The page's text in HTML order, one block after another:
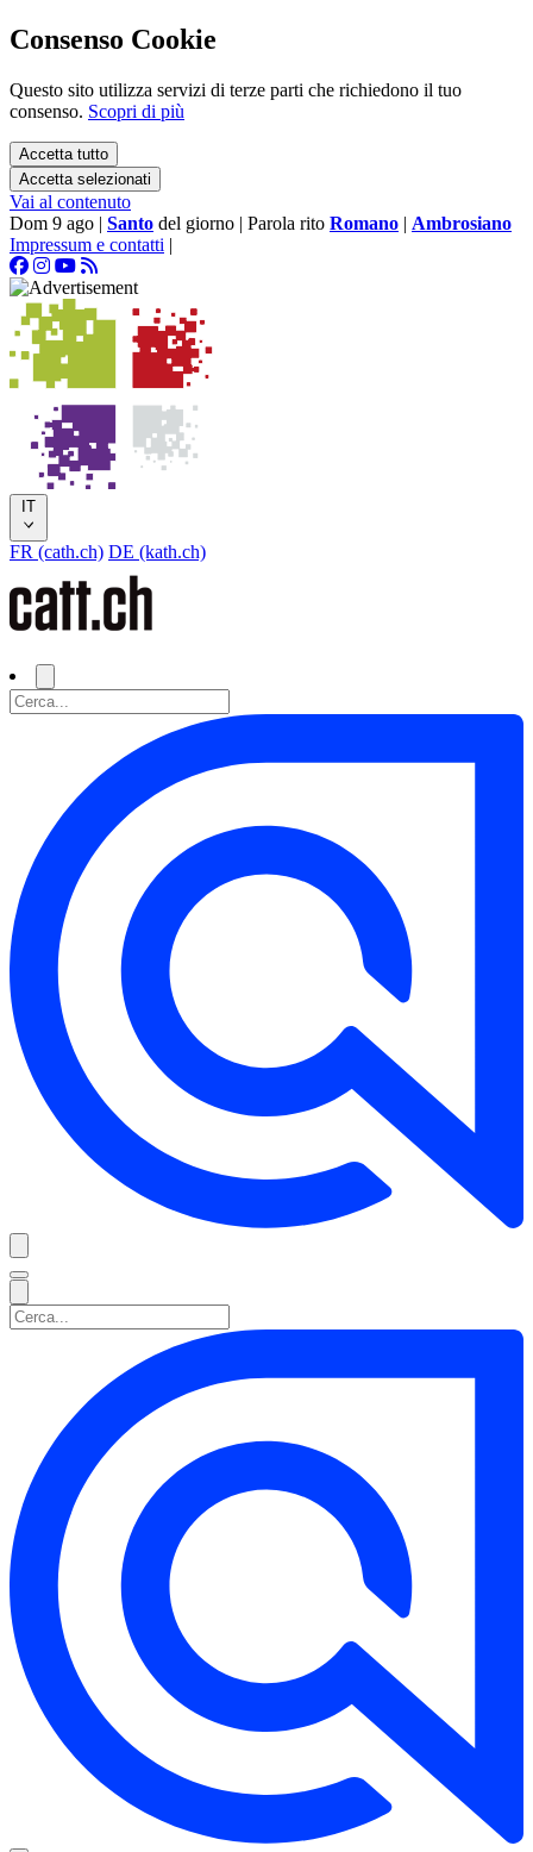
Consenso Cookie
Questo sito utilizza servizi di terze parti che richiedono il tuo
consenso. Scopri di più
Accetta tutto
Accetta selezionati
Vai al contenuto
Dom 9 ago | Santo del giorno | Parola rito Romano | Ambrosiano
Impressum e contatti |
IT
FR (cath.ch) DE (kath.ch)